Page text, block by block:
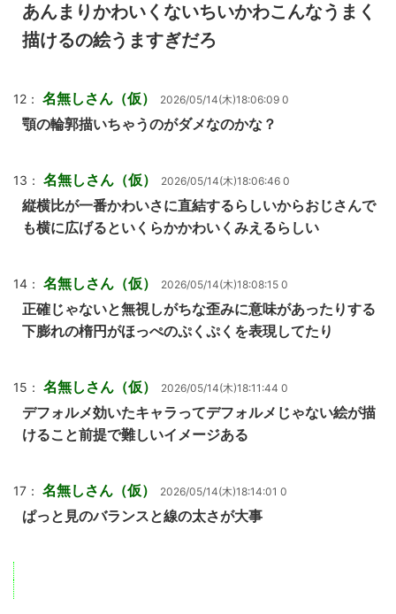
あんまりかわいくないちいかわこんなうまく
描けるの絵うますぎだろ
12： 名無しさん（仮） 2026/05/14(木)18:06:09 0
顎の輪郭描いちゃうのがダメなのかな？
13： 名無しさん（仮） 2026/05/14(木)18:06:46 0
縦横比が一番かわいさに直結するらしいからおじさんで
も横に広げるといくらかかわいくみえるらしい
14： 名無しさん（仮） 2026/05/14(木)18:08:15 0
正確じゃないと無視しがちな歪みに意味があったりする
下膨れの楕円がほっぺのぷくぷくを表現してたり
15： 名無しさん（仮） 2026/05/14(木)18:11:44 0
デフォルメ効いたキャラってデフォルメじゃない絵が描
けること前提で難しいイメージある
17： 名無しさん（仮） 2026/05/14(木)18:14:01 0
ぱっと見のバランスと線の太さが大事